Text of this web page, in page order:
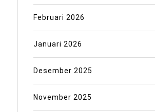
Februari 2026
Januari 2026
Desember 2025
November 2025